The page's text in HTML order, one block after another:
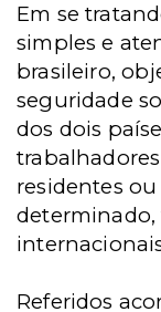
Em se
simples e
brasileiro,
seguridade
dos dois
residentes
determinado,
Referidos